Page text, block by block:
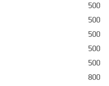
500
500
500
500
500
800